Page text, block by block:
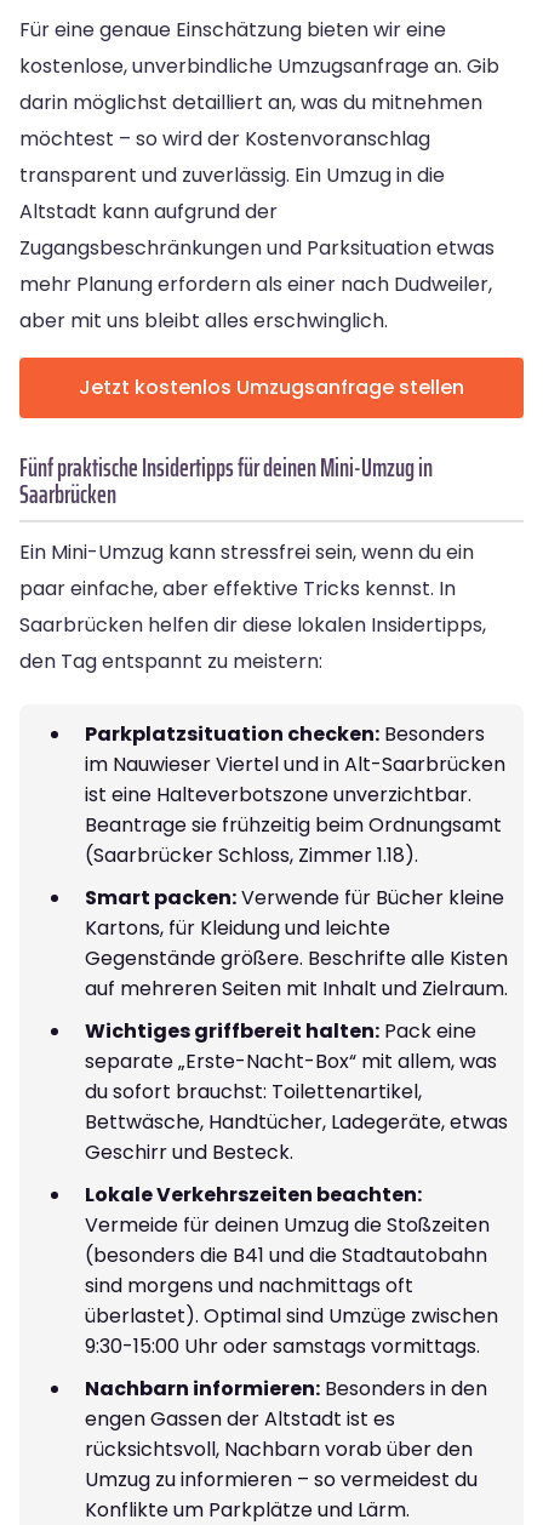
Für eine genaue Einschätzung bieten wir eine
kostenlose, unverbindliche Umzugsanfrage an. Gib
darin möglichst detailliert an, was du mitnehmen
möchtest – so wird der Kostenvoranschlag
transparent und zuverlässig. Ein Umzug in die
Altstadt kann aufgrund der
Zugangsbeschränkungen und Parksituation etwas
mehr Planung erfordern als einer nach Dudweiler,
aber mit uns bleibt alles erschwinglich.
Jetzt kostenlos Umzugsanfrage stellen
Fünf praktische Insidertipps für deinen Mini-Umzug in
Saarbrücken
Ein Mini-Umzug kann stressfrei sein, wenn du ein
paar einfache, aber effektive Tricks kennst. In
Saarbrücken helfen dir diese lokalen Insidertipps,
den Tag entspannt zu meistern:
Parkplatzsituation checken: Besonders
im Nauwieser Viertel und in Alt-Saarbrücken
ist eine Halteverbotszone unverzichtbar.
Beantrage sie frühzeitig beim Ordnungsamt
(Saarbrücker Schloss, Zimmer 1.18).
Smart packen:Verwende für Bücher kleine
Kartons, für Kleidung und leichte
Gegenstände größere. Beschrifte alle Kisten
auf mehreren Seiten mit Inhalt und Zielraum.
Wichtiges griffbereit halten: Pack eine
separate „Erste-Nacht-Box“ mit allem, was
du sofort brauchst: Toilettenartikel,
Bettwäsche, Handtücher, Ladegeräte, etwas
Geschirr und Besteck.
Lokale Verkehrszeiten beachten:
Vermeide für deinen Umzug die Stoßzeiten
(besonders die B41 und die Stadtautobahn
sind morgens und nachmittags oft
überlastet). Optimal sind Umzüge zwischen
9:30-15:00 Uhr oder samstags vormittags.
Nachbarn informieren: Besonders in den
engen Gassen der Altstadt ist es
rücksichtsvoll, Nachbarn vorab über den
Umzug zu informieren – so vermeidest du
Konflikte um Parkplätze und Lärm.